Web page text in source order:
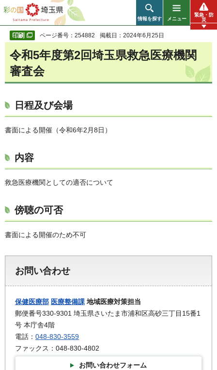
彩の国 埼玉県
情報を探す メニュー
緊急・防
災
ページ番号：254882 掲載日：2024年6月25日
令和5年度第2回埼玉県救急医療機関
審査会
日程及び会場
書面による開催（令和6年2月8日）
内容
救急医療機関としての適否について
傍聴の可否
書面による開催のため不可
お問い合わせ
保健医療部 医療整備課 地域医療対策担当
郵便番号330-9301 埼玉県さいたま市浦和区高砂三丁目15番1
号 本庁舎4階
電話： 048-830-3559
ファックス：048-830-4802
お問い合わせフォーム